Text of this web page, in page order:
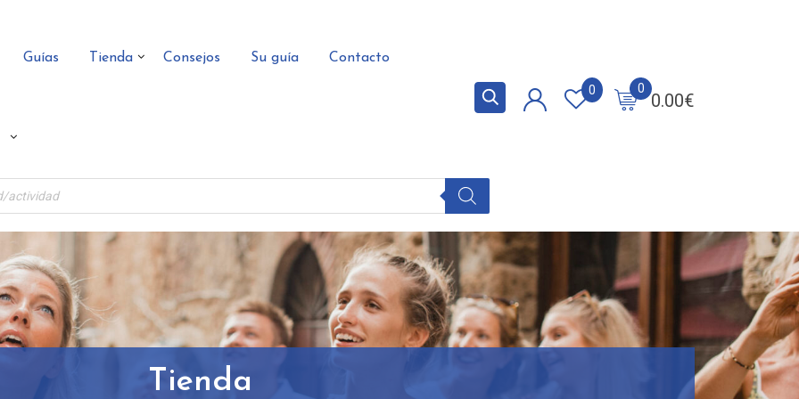
Guías Tienda Consejos Su guía Contacto
0.00€
0
0
Tienda